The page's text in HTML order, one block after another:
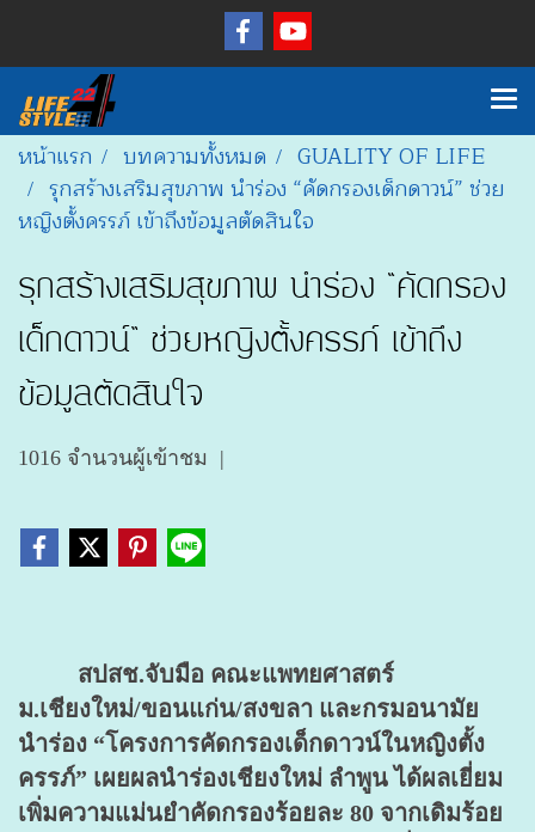
หน้าแรก บทความทั้งหมด
GUALITY OF LIFE
รุกสร้างเสริมสุขภาพ นำร่อง “คัดกรองเด็กดาวน์” ช่วย
หญิงตั้งครรภ์ เข้าถึงข้อมูลตัดสินใจ
รุกสร้างเสริมสุขภาพ นำร่อง “คัดกรอง
เด็กดาวน์” ช่วยหญิงตั้งครรภ์ เข้าถึง
ข้อมูลตัดสินใจ
1016 จำนวนผู้เข้าชม |
สปสช.จับมือ คณะแพทยศาสตร์
ม.เชียงใหม่/ขอนแก่น/สงขลา และกรมอนามัย
นำร่อง “โครงการคัดกรองเด็กดาวน์ในหญิงตั้ง
ครรภ์” เผยผลนำร่องเชียงใหม่ ลำพูน ได้ผลเยี่ยม
เพิ่มความแม่นยำคัดกรองร้อยละ 80 จากเดิมร้อย